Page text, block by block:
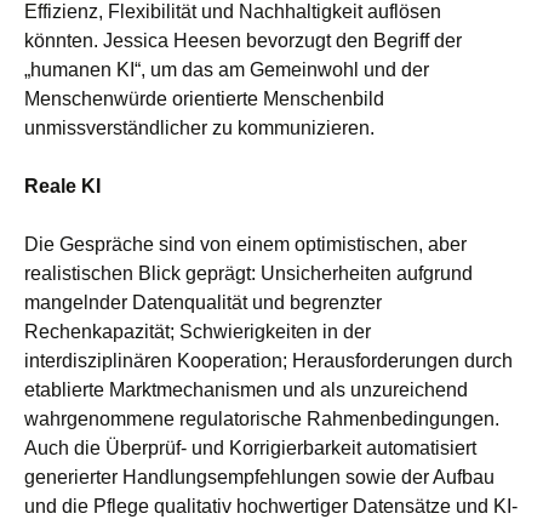
Effizienz, Flexibilität und Nachhaltigkeit auflösen
könnten. Jessica Heesen bevorzugt den Begriff der
„humanen KI“, um das am Gemeinwohl und der
Menschenwürde orientierte Menschenbild
unmissverständlicher zu kommunizieren.
Reale KI
Die Gespräche sind von einem optimistischen, aber
realistischen Blick geprägt: Unsicherheiten aufgrund
mangelnder Datenqualität und begrenzter
Rechenkapazität; Schwierigkeiten in der
interdisziplinären Kooperation; Herausforderungen durch
etablierte Marktmechanismen und als unzureichend
wahrgenommene regulatorische Rahmenbedingungen.
Auch die Überprüf- und Korrigierbarkeit automatisiert
generierter Handlungsempfehlungen sowie der Aufbau
und die Pflege qualitativ hochwertiger Datensätze und KI-